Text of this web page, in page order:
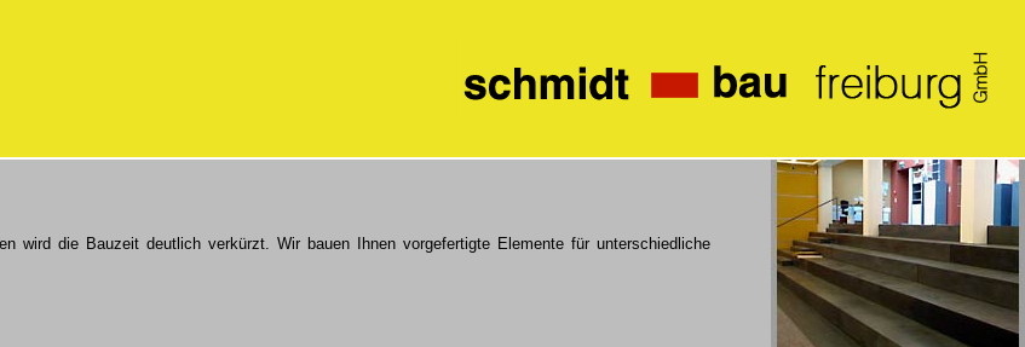
wird die Bauzeit deutlich verkürzt. Wir bauen Ihnen vorgefertigte Elemente für unterschiedliche